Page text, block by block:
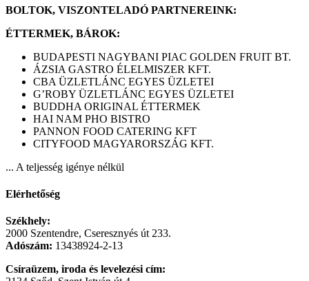
BOLTOK, VISZONTELADÓ PARTNEREINK:
ÉTTERMEK, BÁROK:
BUDAPESTI NAGYBANI PIAC GOLDEN FRUIT BT.
ÁZSIA GASTRO ÉLELMISZER KFT.
CBA ÜZLETLÁNC EGYES ÜZLETEI
G’ROBY ÜZLETLÁNC EGYES ÜZLETEI
BUDDHA ORIGINAL ÉTTERMEK
HAI NAM PHO BISTRO
PANNON FOOD CATERING KFT
CITYFOOD MAGYARORSZÁG KFT.
... A teljesség igénye nélkül
Elérhetőség
Székhely:
2000 Szentendre, Cseresznyés út 233.
Adószám: 13438924-2-13
Csíraüzem, iroda és levelezési cím: